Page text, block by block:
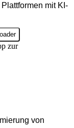
mit KI-
von